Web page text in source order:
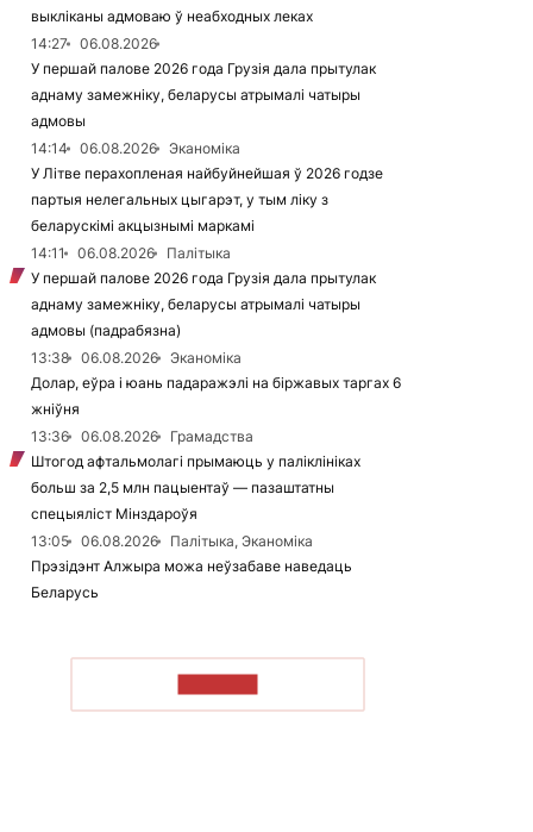
выкліканы адмоваю ў неабходных леках
14:27
06.08.2026
У першай палове 2026 года Грузія дала прытулак
аднаму замежніку, беларусы атрымалі чатыры
адмовы
14:14
06.08.2026
Эканоміка
У Літве перахопленая найбуйнейшая ў 2026 годзе
партыя нелегальных цыгарэт, у тым ліку з
беларускімі акцызнымі маркамі
14:11
06.08.2026
Палітыка
У першай палове 2026 года Грузія дала прытулак
аднаму замежніку, беларусы атрымалі чатыры
адмовы (падрабязна)
13:38
06.08.2026
Эканоміка
Долар, еўра і юань падаражэлі на біржавых таргах 6
жніўня
13:36
06.08.2026
Грамадства
Штогод афтальмолагі прымаюць у паліклініках
больш за 2,5 млн пацыентаў — пазаштатны
спецыяліст Мінздароўя
13:05
06.08.2026
Палітыка, Эканоміка
Прэзідэнт Алжыра можа неўзабаве наведаць
Беларусь